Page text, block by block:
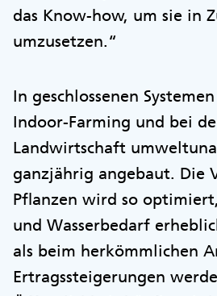
das Know-how, um sie in
umzusetzen.“
In geschlossenen
Indoor-Farming und bei
Landwirtschaft
ganzjährig angebaut. Die
Pflanzen wird so
und Wasserbedarf
als beim herkömmlichen
Ertragssteigerungen